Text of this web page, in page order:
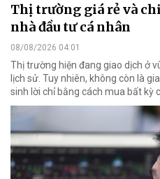
Thị trường giá rẻ và
nhà đầu tư cá nhân
08/08/2026 04:01
Thị trường hiện đang giao dịch ở
lịch sử. Tuy nhiên, không còn là
sinh lời chỉ bằng cách mua bất kỳ